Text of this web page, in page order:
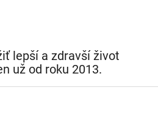
lepší a zdravší život
už od roku 2013.